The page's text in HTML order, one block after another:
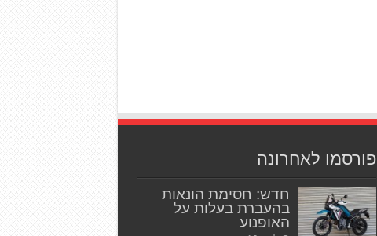
פורסמו לאחרונה
חדש: חסימת הונאות
בהעברת בעלות על
האופנוע